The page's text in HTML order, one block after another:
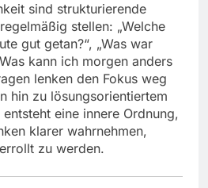
sind strukturierende
stellen: „Welche
gut getan?“, „Was war
kann ich morgen anders
lenken den Fokus weg
hin zu lösungsorientiertem
eine innere Ordnung,
klarer wahrnehmen,
zu werden.